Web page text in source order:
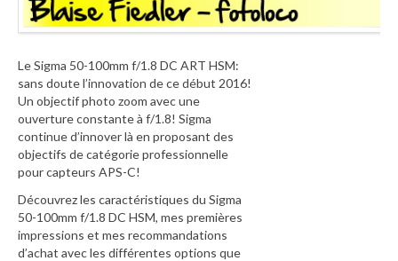
Le Sigma 50-100mm f/1.8 DC ART HSM:
sans doute l’innovation de ce début 2016!
Un objectif photo zoom avec une
ouverture constante à f/1.8! Sigma
continue d’innover là en proposant des
objectifs de catégorie professionnelle
pour capteurs APS-C!
Découvrez les caractéristiques du Sigma
50-100mm f/1.8 DC HSM, mes premières
impressions et mes recommandations
d’achat avec les différentes options que